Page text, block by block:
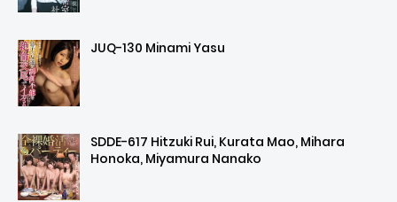
JUQ-130 Minami Yasu
SDDE-617 Hitzuki Rui, Kurata Mao, Mihara
Honoka, Miyamura Nanako